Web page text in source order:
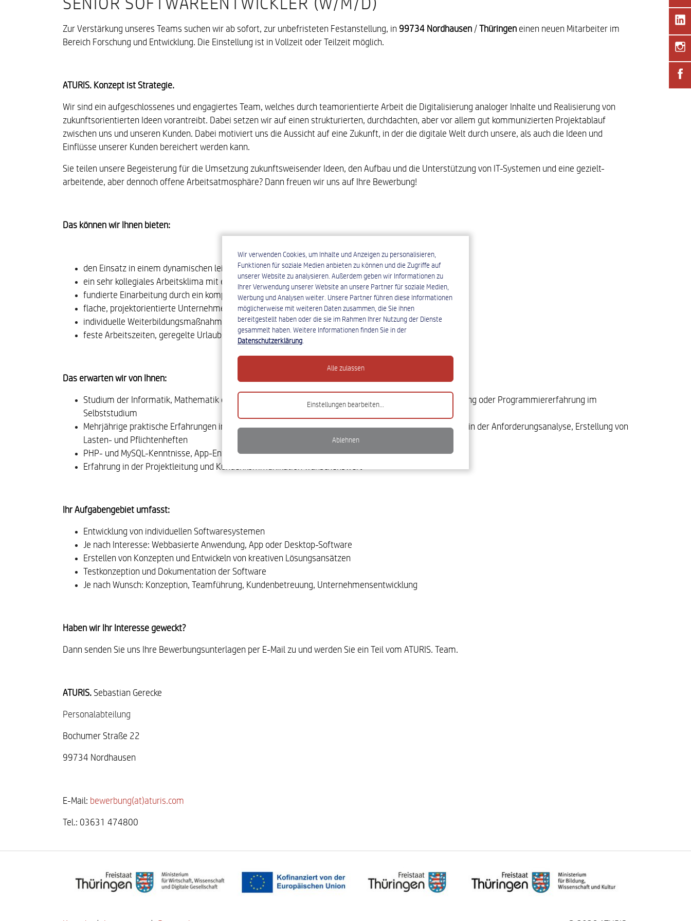
SENIOR SOFTWAREENTWICKLER (W/M/D)
Zur Verstärkung unseres Teams suchen wir ab sofort, zur unbefristeten Festanstellung, in 99734 Nordhausen / Thüringen einen neuen Mitarbeiter im
Bereich Forschung und Entwicklung. Die Einstellung ist in Vollzeit oder Teilzeit möglich.
ATURIS. Konzept ist Strategie.
Wir sind ein aufgeschlossenes und engagiertes Team, welches durch teamorientierte Arbeit die Digitalisierung analoger Inhalte und Realisierung von
zukunftsorientierten Ideen vorantreibt. Dabei setzen wir auf einen strukturierten, durchdachten, aber vor allem gut kommunizierten Projektablauf
zwischen uns und unseren Kunden. Dabei motiviert uns die Aussicht auf eine Zukunft, in der die digitale Welt durch unsere, als auch die Ideen und
Einflüsse unserer Kunden bereichert werden kann.
Sie teilen unsere Begeisterung für die Umsetzung zukunftsweisender Ideen, den Aufbau und die Unterstützung von IT-Systemen und eine gezielt-
arbeitende, aber dennoch offene Arbeitsatmosphäre? Dann freuen wir uns auf Ihre Bewerbung!
Das können wir Ihnen bieten:
den Einsatz in einem dynamischen leistungsstarken IT-Dienstleistungsunternehmen
ein sehr kollegiales Arbeitsklima mit einem starken Teamgeist an einem angenehmen Arbeitsplatz
fundierte Einarbeitung durch ein kompetentes und motiviertes Team
flache, projektorientierte Unternehmensstruktur mit kurzen Entscheidungswegen
individuelle Weiterbildungsmaßnahmen
feste Arbeitszeiten, geregelte Urlaubsruhe und Vertreterregelungen
Das erwarten wir von Ihnen:
Studium der Informatik, Mathematik oder vergleichbare Studiengänge bzw. eine vergleichbare Ausbildung oder Programmiererfahrung im
Selbststudium
Mehrjährige praktische Erfahrungen in der Softwareentwicklung oder mehrjährige praktische Erfahrung in der Anforderungsanalyse, Erstellung von
Lasten- und Pflichtenheften
PHP- und MySQL-Kenntnisse, App-Entwicklung oder .NET-Erfahrung wünschenswert
Erfahrung in der Projektleitung und Kundenkommunikation wünschenswert
Ihr Aufgabengebiet umfasst:
Entwicklung von individuellen Softwaresystemen
Je nach Interesse: Webbasierte Anwendung, App oder Desktop-Software
Erstellen von Konzepten und Entwickeln von kreativen Lösungsansätzen
Testkonzeption und Dokumentation der Software
Je nach Wunsch: Konzeption, Teamführung, Kundenbetreuung, Unternehmensentwicklung
Haben wir Ihr Interesse geweckt?
Dann senden Sie uns Ihre Bewerbungsunterlagen per E-Mail zu und werden Sie ein Teil vom ATURIS. Team.
ATURIS. Sebastian Gerecke
Personalabteilung
Bochumer Straße 22
99734 Nordhausen
E-Mail: bewerbung(at)aturis.com
Tel.: 03631 474800
Wir verwenden Cookies, um Inhalte und Anzeigen zu personalisieren,
Funktionen für soziale Medien anbieten zu können und die Zugriffe auf
unserer Website zu analysieren. Außerdem geben wir Informationen zu
Ihrer Verwendung unserer Website an unsere Partner für soziale Medien,
Werbung und Analysen weiter. Unsere Partner führen diese Informationen
möglicherweise mit weiteren Daten zusammen, die Sie ihnen
bereitgestellt haben oder die sie im Rahmen Ihrer Nutzung der Dienste
gesammelt haben. Weitere Informationen finden Sie in der
Datenschutzerklärung.
Einstellungen bearbeiten...
Ablehnen
Alle zulassen